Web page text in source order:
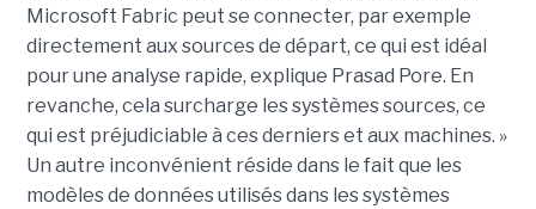
Microsoft Fabric peut se connecter, par exemple
directement aux sources de départ, ce qui est idéal
pour une analyse rapide, explique Prasad Pore. En
revanche, cela surcharge les systèmes sources, ce
qui est préjudiciable à ces derniers et aux machines. »
Un autre inconvénient réside dans le fait que les
modèles de données utilisés dans les systèmes